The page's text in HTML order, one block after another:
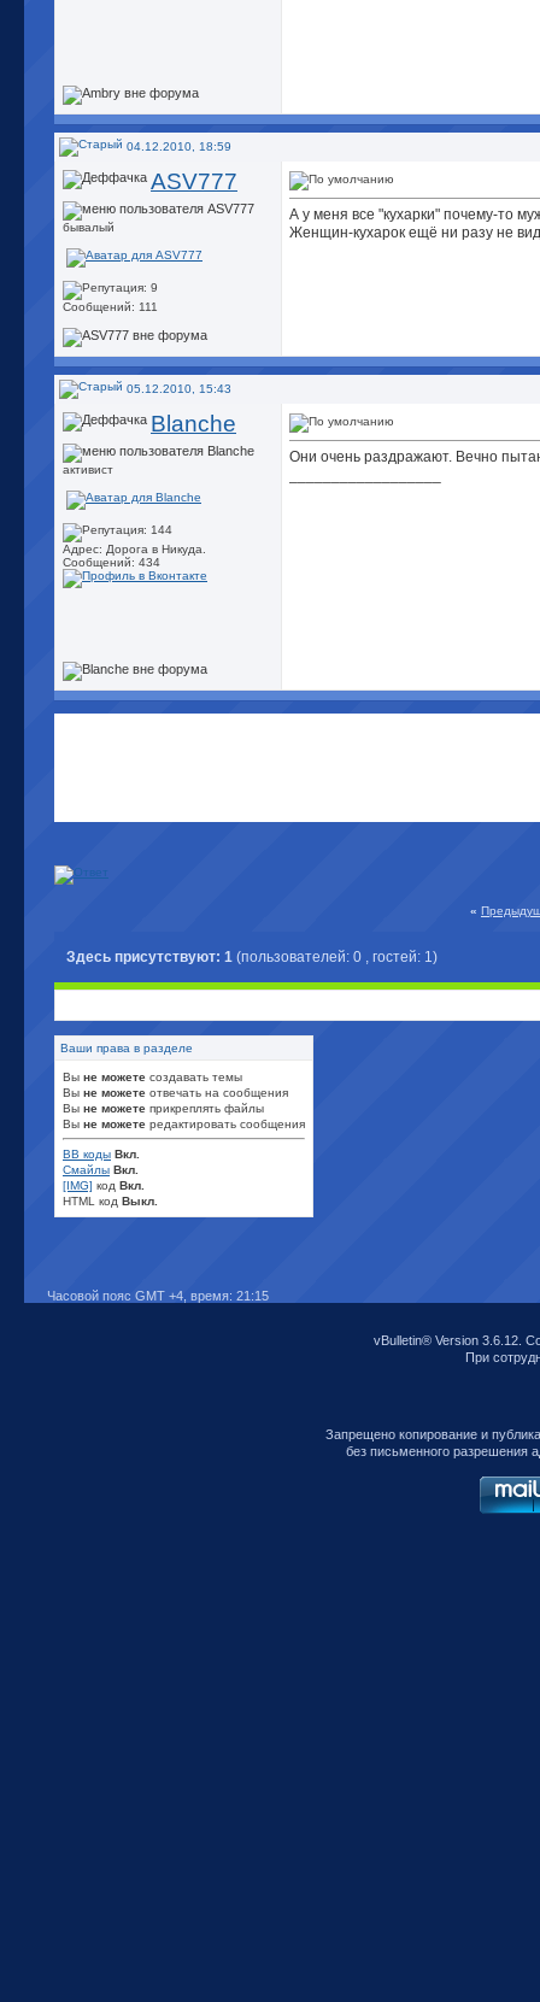
04.12.2010, 18:59
ASV777
бывалый
Сообщений: 111
А у меня все "кухарки" почему-то
Женщин-кухарок ещё ни разу не
05.12.2010, 15:43
Blanche
активист
Адрес: Дорога в Никуда.
Сообщений: 434
Они очень раздражают. Вечно
«
Здесь присутствуют: 1 (пользователей: 0 , гостей: 1)
Ваши права в разделе
Вы не можете создавать темы
Вы не можете отвечать на сообщения
Вы не можете прикреплять файлы
Вы не можете редактировать сообщения
BB коды Вкл.
Смайлы Вкл.
[IMG] код Вкл.
HTML код Выкл.
Часовой пояс GMT +4, время: 21:15
vBulletin® Version 3.6.12.
При
Запрещено копирование и
без письменного разрешения